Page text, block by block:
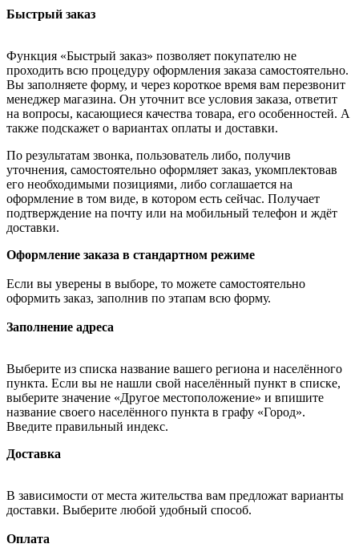
Быстрый заказ
Функция «Быстрый заказ» позволяет покупателю не
проходить всю процедуру оформления заказа самостоятельно.
Вы заполняете форму, и через короткое время вам перезвонит
менеджер магазина. Он уточнит все условия заказа, ответит
на вопросы, касающиеся качества товара, его особенностей. А
также подскажет о вариантах оплаты и доставки.
По результатам звонка, пользователь либо, получив
уточнения, самостоятельно оформляет заказ, укомплектовав
его необходимыми позициями, либо соглашается на
оформление в том виде, в котором есть сейчас. Получает
подтверждение на почту или на мобильный телефон и ждёт
доставки.
Оформление заказа в стандартном режиме
Если вы уверены в выборе, то можете самостоятельно
оформить заказ, заполнив по этапам всю форму.
Заполнение адреса
Выберите из списка название вашего региона и населённого
пункта. Если вы не нашли свой населённый пункт в списке,
выберите значение «Другое местоположение» и впишите
название своего населённого пункта в графу «Город».
Введите правильный индекс.
Доставка
В зависимости от места жительства вам предложат варианты
доставки. Выберите любой удобный способ.
Оплата